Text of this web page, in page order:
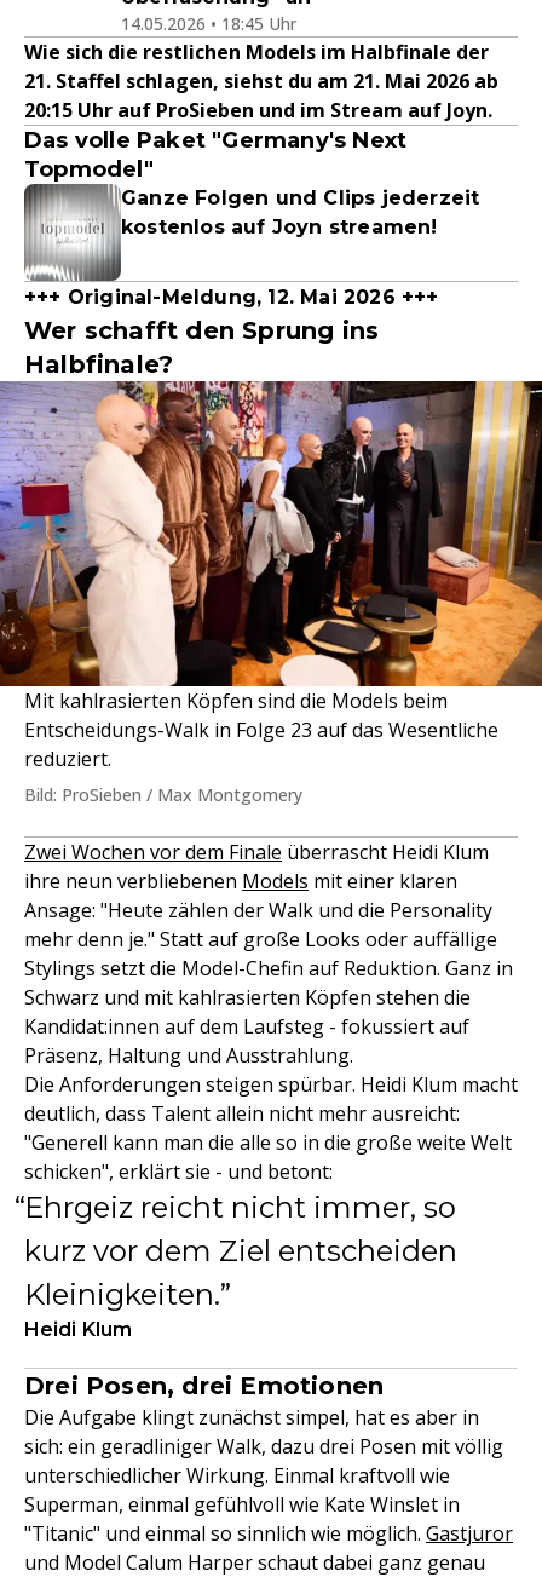
14.05.2026 • 18:45 Uhr
Wie sich die restlichen Models im Halbfinale der
21. Staffel schlagen, siehst du am 21. Mai 2026 ab
20:15 Uhr auf ProSieben und im Stream auf Joyn.
Das volle Paket "Germany's Next
Topmodel"
Ganze Folgen und Clips jederzeit
kostenlos auf Joyn streamen!
+++ Original-Meldung, 12. Mai 2026 +++
Wer schafft den Sprung ins
Halbfinale?
Mit kahlrasierten Köpfen sind die Models beim
Entscheidungs-Walk in Folge 23 auf das Wesentliche
reduziert.
Bild: ProSieben / Max Montgomery
Zwei Wochen vor dem Finale überrascht Heidi Klum
ihre neun verbliebenen Models mit einer klaren
Ansage: "Heute zählen der Walk und die Personality
mehr denn je." Statt auf große Looks oder auffällige
Stylings setzt die Model-Chefin auf Reduktion. Ganz in
Schwarz und mit kahlrasierten Köpfen stehen die
Kandidat:innen auf dem Laufsteg - fokussiert auf
Präsenz, Haltung und Ausstrahlung.
Die Anforderungen steigen spürbar. Heidi Klum macht
deutlich, dass Talent allein nicht mehr ausreicht:
"Generell kann man die alle so in die große weite Welt
schicken", erklärt sie - und betont:
Ehrgeiz reicht nicht immer, so
kurz vor dem Ziel entscheiden
Kleinigkeiten.
Heidi Klum
Drei Posen, drei Emotionen
Die Aufgabe klingt zunächst simpel, hat es aber in
sich: ein geradliniger Walk, dazu drei Posen mit völlig
unterschiedlicher Wirkung. Einmal kraftvoll wie
Superman, einmal gefühlvoll wie Kate Winslet in
"Titanic" und einmal so sinnlich wie möglich. Gastjuror
und Model Calum Harper schaut dabei ganz genau